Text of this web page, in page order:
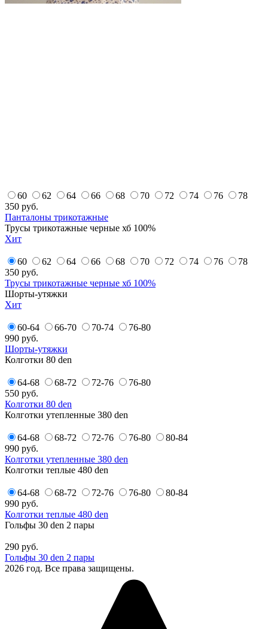
60 62 64 66 68 70 72 74 76
78
350 руб.
Панталоны трикотажные
Трусы трикотажные черные хб 100%
Хит
60 62 64 66 68 70 72 74 76
78
350 руб.
Трусы трикотажные черные хб 100%
Шорты-утяжки
Хит
60-64 66-70 70-74
76-80
990 руб.
Шорты-утяжки
Колготки 80 den
64-68 68-72 72-76
76-80
550 руб.
Колготки 80 den
Колготки утепленные 380 den
64-68 68-72 72-76 76-80
80-84
990 руб.
Колготки утепленные 380 den
Колготки теплые 480 den
64-68 68-72 72-76 76-80
80-84
990 руб.
Колготки теплые 480 den
Гольфы 30 den 2 пары
290 руб.
Гольфы 30 den 2 пары
2026 год. Все права защищены.